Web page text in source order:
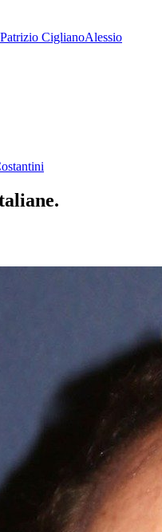
Patrizio CiglianoAlessio
.